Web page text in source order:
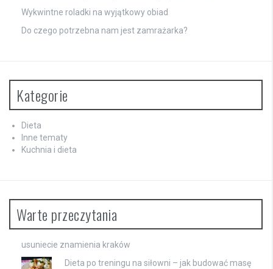
Wykwintne roladki na wyjątkowy obiad
Do czego potrzebna nam jest zamrażarka?
Kategorie
Dieta
Inne tematy
Kuchnia i dieta
Warte przeczytania
usuniecie znamienia kraków
Dieta po treningu na siłowni – jak budować masę